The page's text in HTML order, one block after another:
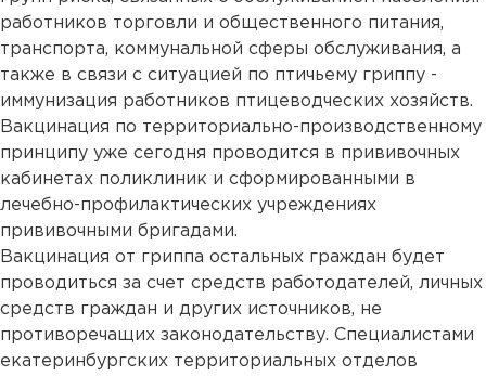
работников торговли и общественного питания,
транспорта, коммунальной сферы обслуживания, а
также в связи с ситуацией по птичьему гриппу -
иммунизация работников птицеводческих хозяйств.
Вакцинация по территориально-производственному
принципу уже сегодня проводится в прививочных
кабинетах поликлиник и сформированными в
лечебно-профилактических учреждениях
прививочными бригадами.
Вакцинация от гриппа остальных граждан будет
проводиться за счет средств работодателей, личных
средств граждан и других источников, не
противоречащих законодательству. Специалистами
екатеринбургских территориальных отделов